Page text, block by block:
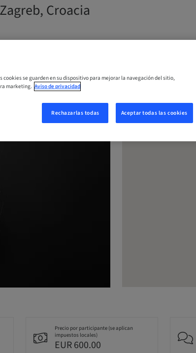
Croacia
Precio por participante (se aplican
impuestos locales)
EUR 600.00
cookies se guarden en su dispositivo para mejorar la navegación del sitio,
marketing. Aviso de privacidad
Rechazarlas todas Aceptar todas las cookies